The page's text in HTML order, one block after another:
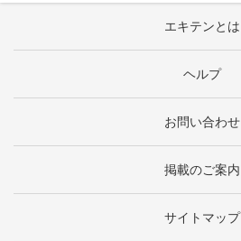
エキテンとは
ヘルプ
お問い合わせ
掲載のご案内
サイトマップ